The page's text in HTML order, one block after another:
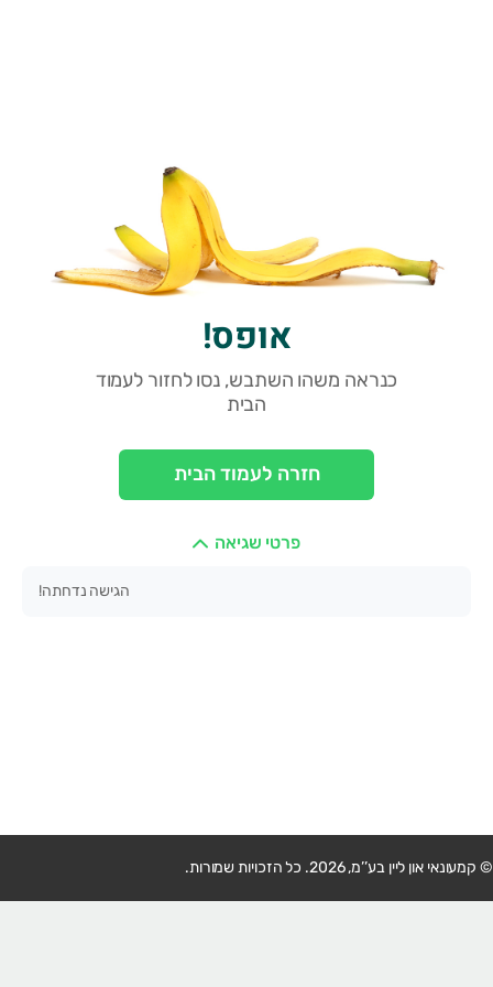
אופס!
כנראה משהו השתבש, נסו לחזור לעמוד
הבית
חזרה לעמוד הבית
פרטי שגיאה
הגישה נדחתה!
© קמעונאי און ליין בע’’מ, 2026. כל הזכויות שמורות.